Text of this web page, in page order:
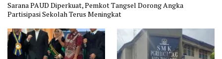
Sarana PAUD Diperkuat, Pemkot Tangsel Dorong Angka
Partisipasi Sekolah Terus Meningkat